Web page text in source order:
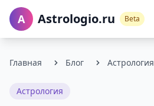
A Astrologio.ru Beta
Главная Блог Астрология
Астрология